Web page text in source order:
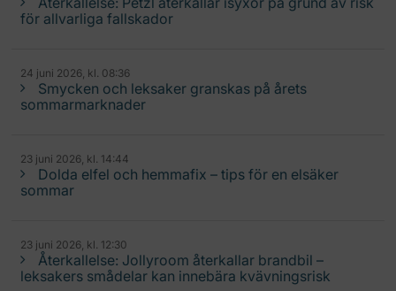
för allvarliga fallskador
24 juni 2026, kl. 08:36
Smycken och leksaker granskas på årets
sommarmarknader
23 juni 2026, kl. 14:44
Dolda elfel och hemmafix – tips för en elsäker
sommar
23 juni 2026, kl. 12:30
Återkallelse: Jollyroom återkallar brandbil –
leksakers smådelar kan innebära kvävningsrisk